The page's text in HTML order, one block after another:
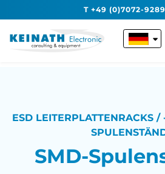
T +49 (0)7072-
ESD LEITERPLATTENRACKS
SMD-